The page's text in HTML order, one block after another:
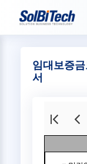
임대보증
서